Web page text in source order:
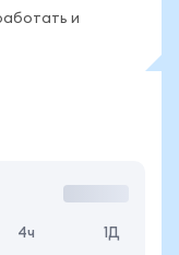
и
4ч 1Д